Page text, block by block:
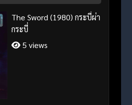
The Sword (1980) กระบี่ผ่า
กระบี่
5 views